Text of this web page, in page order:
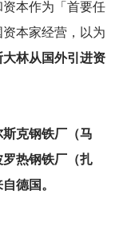
本作为「首要任
本家经营，以为
林从国外引进资
克钢铁厂（马
热钢铁厂（扎
德国。